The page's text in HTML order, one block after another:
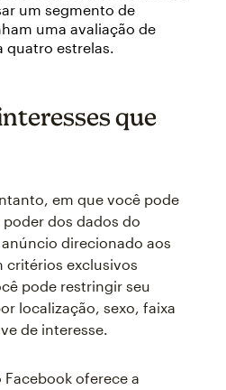
um segmento de
uma avaliação de
quatro estrelas.
que
em que você pode
dos dados do
direcionado aos
critérios exclusivos
pode restringir seu
localização, sexo, faixa
de interesse.
Facebook oferece a